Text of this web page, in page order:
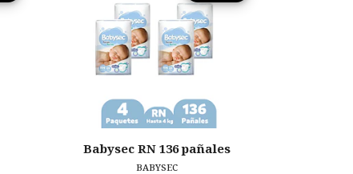
Babysec RN 136 pañales
BABYSEC